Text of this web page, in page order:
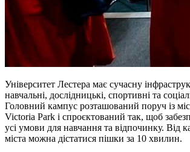
Університет Лестера має сучасну
навчальні, дослідницькі, спортивні та
Головний кампус розташований поруч із
Victoria Park і спроєктований так, щоб
усі умови для навчання та відпочинку. Від
міста можна дістатися пішки за 10 хвилин.